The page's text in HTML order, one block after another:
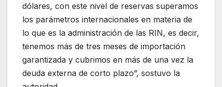
dólares, con este nivel de reservas superamos
los parámetros internacionales en materia de
lo que es la administración de las RIN, es decir,
tenemos más de tres meses de importación
garantizada y cubrimos en más de una vez la
deuda externa de corto plazo”, sostuvo la